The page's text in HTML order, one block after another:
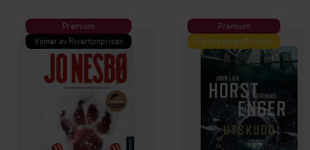
Premium
Vinner av Rivertonprisen
Premium
Første gang på tilbud